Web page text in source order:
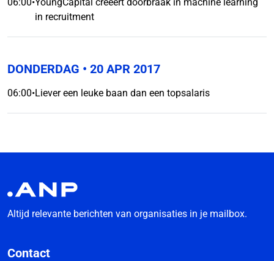
in recruitment
DONDERDAG • 20 APR 2017
06:00•Liever een leuke baan dan een topsalaris
Altijd relevante berichten van organisaties in je mailbox.
Contact